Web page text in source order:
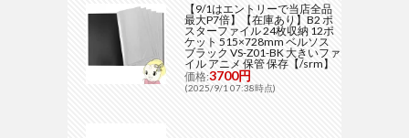
【9/1はエントリーで当店全品
最大P7倍】【在庫あり】B2 ポ
スターファイル 24枚収納 12ポ
ケット 515×728mm ベルソス
ブラック VS-Z01-BK 大きいファ
イル アニメ 保管 保存【/srm】
価格:3700円
(2025/9/1 07:38時点)